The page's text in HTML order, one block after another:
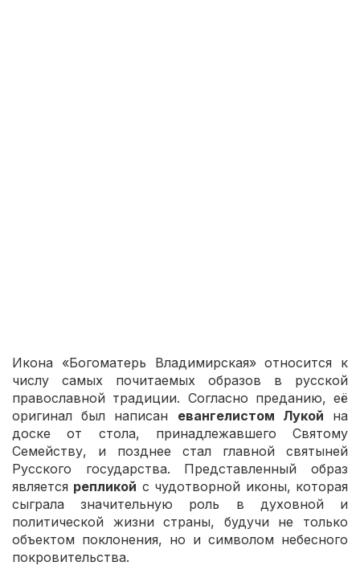
Икона «Богоматерь Владимирская» относится к
числу самых почитаемых образов в русской
православной традиции. Согласно преданию, её
оригинал был написан евангелистом Лукой на
доске от стола, принадлежавшего Святому
Семейству, и позднее стал главной святыней
Русского государства. Представленный образ
является репликой с чудотворной иконы, которая
сыграла значительную роль в духовной и
политической жизни страны, будучи не только
объектом поклонения, но и символом небесного
покровительства.